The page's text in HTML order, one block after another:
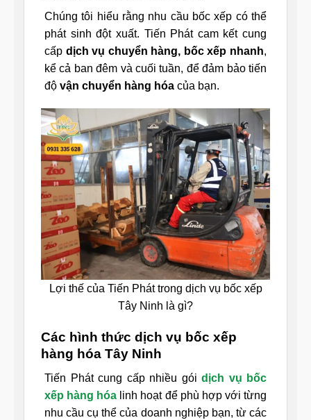
Chúng tôi hiểu rằng nhu cầu bốc xếp có thể
phát sinh đột xuất. Tiến Phát cam kết cung
cấp dịch vụ chuyển hàng, bốc xếp nhanh,
kể cả ban đêm và cuối tuần, để đảm bảo tiến
độ vận chuyển hàng hóa của bạn.
Lợi thế của Tiến Phát trong dịch vụ bốc xếp
Tây Ninh là gì?
Các hình thức dịch vụ bốc xếp
hàng hóa Tây Ninh
Tiến Phát cung cấp nhiều gói dịch vụ bốc
xếp hàng hóa linh hoạt để phù hợp với từng
nhu cầu cụ thể của doanh nghiệp bạn, từ các